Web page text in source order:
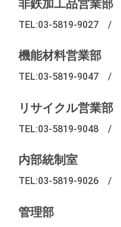
非鉄加工品営業部
TEL:03-5819-9027 /
機能材料営業部
TEL:03-5819-9047 /
リサイクル営業部
TEL:03-5819-9048 /
内部統制室
TEL:03-5819-9026 /
管理部